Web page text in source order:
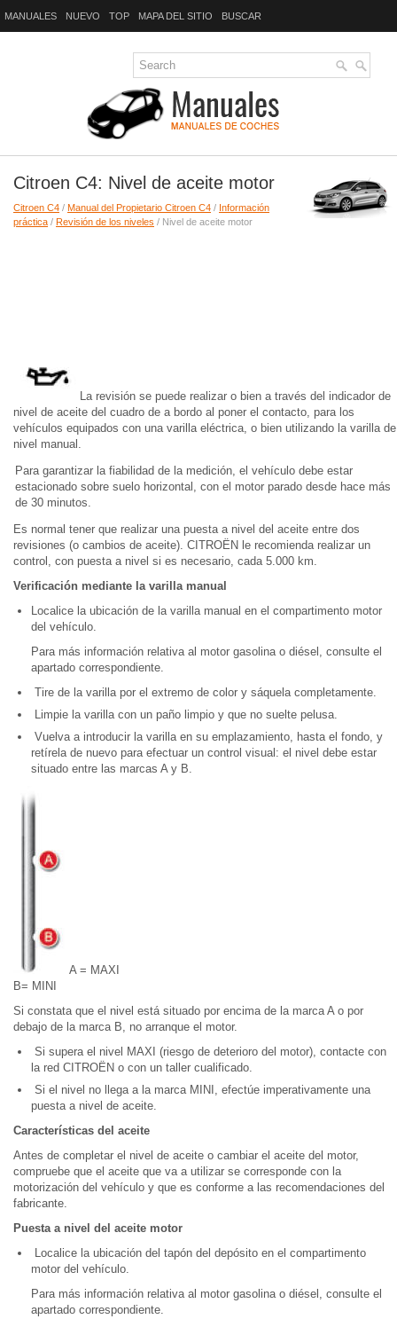
MANUALES NUEVO TOP MAPA DEL SITIO BUSCAR
Citroen C4: Nivel de aceite motor
Citroen C4 / Manual del Propietario Citroen C4 / Información
práctica / Revisión de los niveles / Nivel de aceite motor
La revisión se puede realizar o bien a través del indicador de
nivel de aceite del cuadro de a bordo al poner el contacto, para los
vehículos equipados con una varilla eléctrica, o bien utilizando la varilla de
nivel manual.
Para garantizar la fiabilidad de la medición, el vehículo debe estar
estacionado sobre suelo horizontal, con el motor parado desde hace más
de 30 minutos.
Es normal tener que realizar una puesta a nivel del aceite entre dos
revisiones (o cambios de aceite). CITROËN le recomienda realizar un
control, con puesta a nivel si es necesario, cada 5.000 km.
Verificación mediante la varilla manual
Localice la ubicación de la varilla manual en el compartimento motor
del vehículo.
Para más información relativa al motor gasolina o diésel, consulte el
apartado correspondiente.
Tire de la varilla por el extremo de color y sáquela completamente.
Limpie la varilla con un paño limpio y que no suelte pelusa.
Vuelva a introducir la varilla en su emplazamiento, hasta el fondo, y
retírela de nuevo para efectuar un control visual: el nivel debe estar
situado entre las marcas A y B.
A = MAXI
B= MINI
Si constata que el nivel está situado por encima de la marca A o por
debajo de la marca B, no arranque el motor.
Si supera el nivel MAXI (riesgo de deterioro del motor), contacte con
la red CITROËN o con un taller cualificado.
Si el nivel no llega a la marca MINI, efectúe imperativamente una
puesta a nivel de aceite.
Características del aceite
Antes de completar el nivel de aceite o cambiar el aceite del motor,
compruebe que el aceite que va a utilizar se corresponde con la
motorización del vehículo y que es conforme a las recomendaciones del
fabricante.
Puesta a nivel del aceite motor
Localice la ubicación del tapón del depósito en el compartimento
motor del vehículo.
Para más información relativa al motor gasolina o diésel, consulte el
apartado correspondiente.